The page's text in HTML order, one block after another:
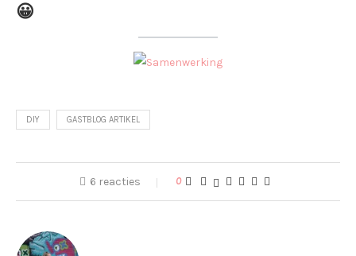
😀
DIY GASTBLOG ARTIKEL
6 reacties 0